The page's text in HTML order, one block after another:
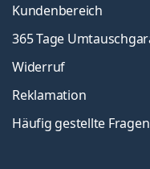
Kundenbereich
365 Tage
Widerruf
Reklamation
Häufig gestellte Fragen